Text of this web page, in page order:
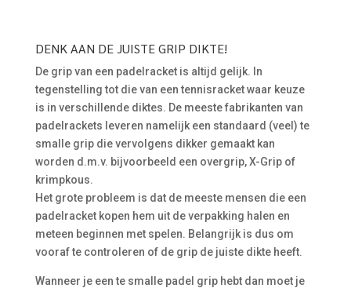
DENK AAN DE JUISTE GRIP DIKTE!
De grip van een padelracket is altijd gelijk. In
tegenstelling tot die van een tennisracket waar keuze
is in verschillende diktes. De meeste fabrikanten van
padelrackets leveren namelijk een standaard (veel) te
smalle grip die vervolgens dikker gemaakt kan
worden d.m.v. bijvoorbeeld een overgrip, X-Grip of
krimpkous.
Het grote probleem is dat de meeste mensen die een
padelracket kopen hem uit de verpakking halen en
meteen beginnen met spelen. Belangrijk is dus om
vooraf te controleren of de grip de juiste dikte heeft.
Wanneer je een te smalle padel grip hebt dan moet je